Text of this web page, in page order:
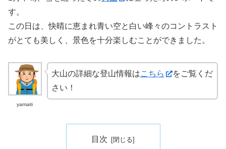
す。
この日は、快晴に恵まれ青い空と白い峰々のコントラスト
がとても美しく、景色を十分楽しむことができました。
yamaiti
大山の詳細な登山情報はこちら
をご覧くだ
さい！
目次